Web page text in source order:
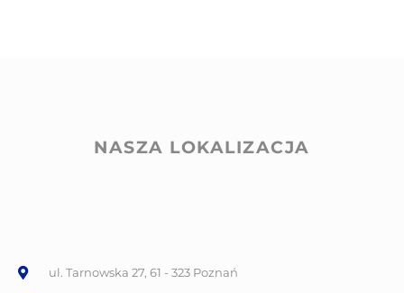
NASZA LOKALIZACJA
ul. Tarnowska 27, 61 - 323 Poznań